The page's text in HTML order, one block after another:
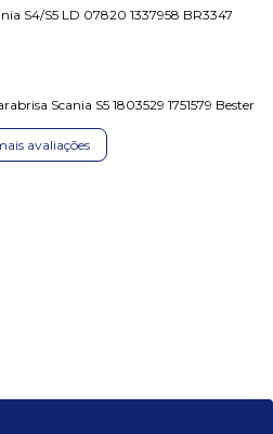
S4/S5 LD 07820 1337958 BR3347
Scania S5 1803529 1751579 Bester
avaliações